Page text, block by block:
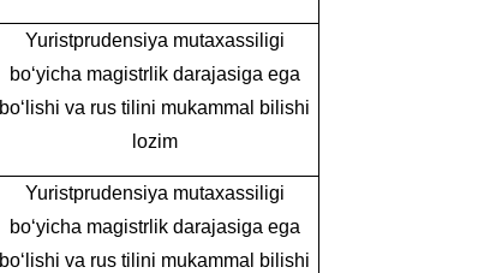
Yuristprudensiya mutaxassiligi
bo‘yicha magistrlik darajasiga ega
bo‘lishi va rus tilini mukammal bilishi
lozim
Yuristprudensiya mutaxassiligi
bo‘yicha magistrlik darajasiga ega
bo‘lishi va rus tilini mukammal bilishi